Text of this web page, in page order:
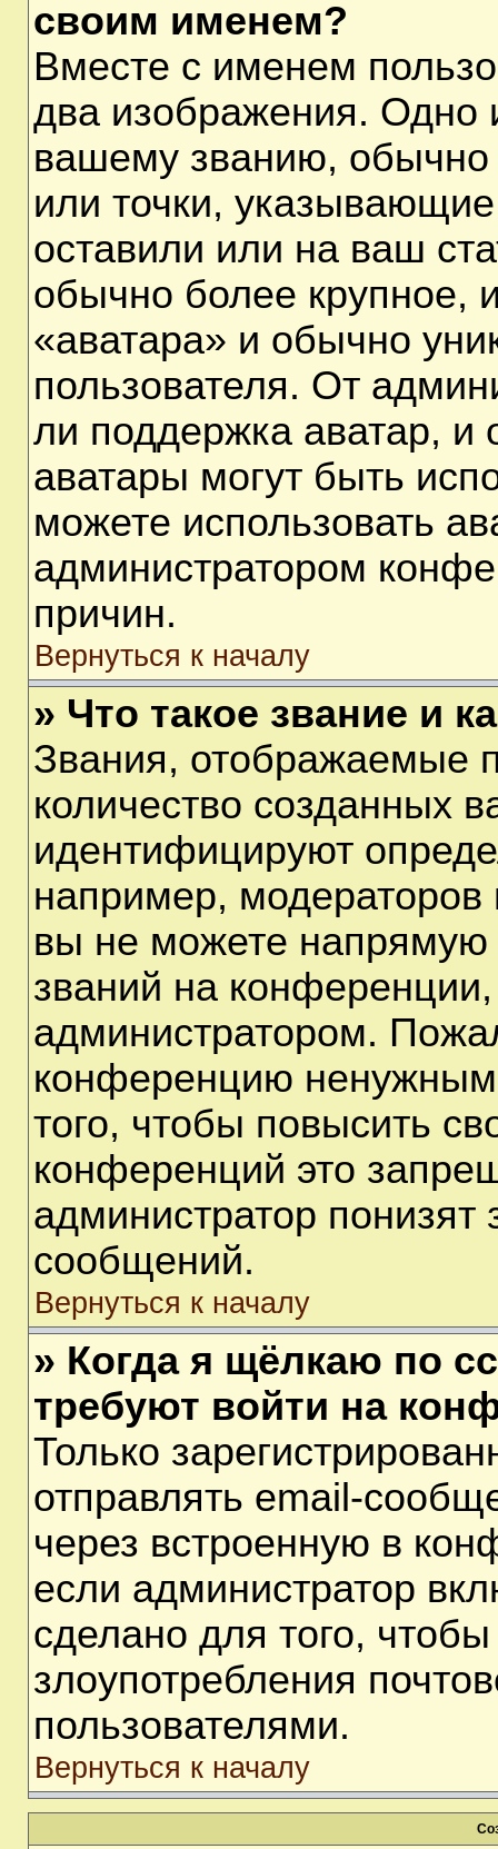
своим именем?
Вместе с именем
два изображения. Одно
вашему званию, обычно
или точки,
оставили или на ваш
обычно более крупное,
«аватара» и обычно
пользователя. От
ли поддержка аватар, и
аватары могут быть
можете использовать
администратором
причин.
Вернуться к началу
» Что такое звание и
Звания, отображаемые
количество созданных
идентифицируют
например,
вы не можете напрямую
званий на
администратором.
конференцию
того, чтобы повысить
конференций это
администратор понизят
сообщений.
Вернуться к началу
» Когда я щёлкаю по
требуют войти на
Только
отправлять email-
через встроенную в
если администратор
сделано для того,
злоупотребления
пользователями.
Вернуться к началу